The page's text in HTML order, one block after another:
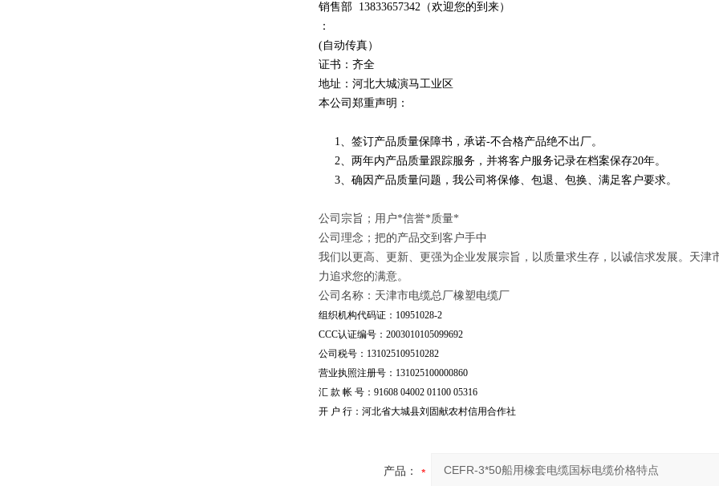
销售部 13833657342 （欢迎您的到来）
：
(自动传真）
证书：齐全
地址：河北大城演马工业区
本公司郑重声明：
1、签订产品质量保障书，承诺-不合格产品绝不出厂。
2、两年内产品质量跟踪服务，并将客户服务记录在档案保存20年。
3、确因产品质量问题，我公司将保修、包退、包换、满足客户要求。
公司宗旨；用户*信誉*质量*
公司理念；把的产品交到客户手中
我们以更高、更新、更强为企业发展宗旨，以质量求生存，以诚信求发展。天
力追求您的满意。
公司名称：天津市电缆总厂橡塑电缆厂
组织机构代码证：10951028-2
CCC认证编号：2003010105099692
公司税号：131025109510282
营业执照注册号：131025100000860
汇 款 帐 号：91608 04002 01100 05316
开 户 行：河北省大城县刘固献农村信用合作社
产品：